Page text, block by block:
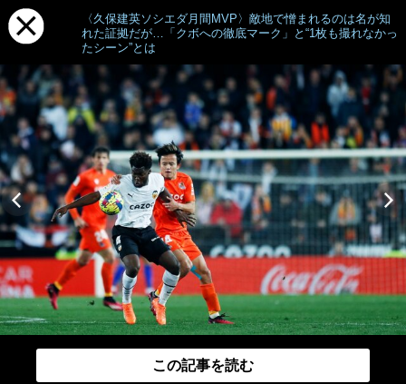
〈久保建英ソシエダ月間MVP〉敵地で憎まれるのは名が知
れた証拠だが…「クボへの徹底マーク」と“1枚も撮れなかっ
たシーン”とは
この記事を読む